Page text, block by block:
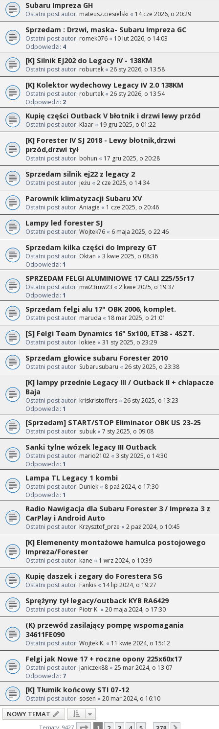
Subaru Impreza GH
Ostatni post autor: mateusz.ciesielski « 14 cze 2026, o 20:29
Sprzedam : Drzwi, maska- Subaru Impreza GC
Ostatni post autor: romek076 « 10 lut 2026, o 14:03
Odpowiedzi: 4
[K] Silnik EJ202 do Legacy IV - 138KM
Ostatni post autor: roburtek « 26 sty 2026, o 13:58
[K] Kolektor wydechowy Legacy IV 2.0 138KM
Ostatni post autor: roburtek « 26 sty 2026, o 13:54
Odpowiedzi: 2
Kupię części Outback V błotnik i drzwi lewy przód
Ostatni post autor: Klaar « 19 gru 2025, o 01:22
[K] Forester IV SJ 2018 - Lewy błotnik,drzwi
przód,drzwi tył
Ostatni post autor: bohun « 17 gru 2025, o 20:28
Sprzedam silnik ej22 z legacy 2
Ostatni post autor: jeżu « 2 cze 2025, o 14:34
Parownik klimatyzacji Subaru XV
Ostatni post autor: Aniagie « 1 cze 2025, o 20:46
Lampy led forester SJ
Ostatni post autor: Wojtek76 « 6 maja 2025, o 22:46
Sprzedam kilka części do Imprezy GT
Ostatni post autor: Oktan « 3 kwie 2025, o 08:36
Odpowiedzi: 1
SPRZEDAM FELGI ALUMINIOWE 17 CALI 225/55r17
Ostatni post autor: mw23mw23 « 2 kwie 2025, o 19:37
Odpowiedzi: 1
Sprzedam felgi alu 17" OBK 2006, komplet.
Ostatni post autor: maruda « 18 mar 2025, o 21:01
[S] Felgi Team Dynamics 16" 5x100, ET38 - 4SZT.
Ostatni post autor: lokiee « 31 sty 2025, o 23:29
Sprzedam głowice subaru Forester 2010
Ostatni post autor: Subarusubaru « 26 sty 2025, o 23:38
[K] lampy przednie Legacy III / Outback II + chlapacze
Baja
Ostatni post autor: kriskristoffers « 26 sty 2025, o 13:23
Odpowiedzi: 1
[Sprzedam] START/STOP Eliminator OBK US 23-25
Ostatni post autor: subuk « 7 sty 2025, o 09:08
Sanki tylne wózek legacy III Outback
Ostatni post autor: mario2102 « 3 sty 2025, o 14:30
Odpowiedzi: 1
Lampa TL Legacy 1 kombi
Ostatni post autor: Duniek « 8 paź 2024, o 17:30
Odpowiedzi: 1
Radio Nawigacja dla Subaru Forester 3 / Impreza 3 z
CarPlay i Android Auto
Ostatni post autor: Krzysztof_prze « 2 paź 2024, o 10:45
[K] Elemenenty montażowe hamulca postojowego
Impreza/Forester
Ostatni post autor: kane « 1 wrz 2024, o 10:39
Kupię daszek i zegary do Forestera SG
Ostatni post autor: Fankis « 14 lip 2024, o 19:27
Sprężyny tył legacy/outback KYB RA6429
Ostatni post autor: Piotr K. « 20 maja 2024, o 17:30
(K) przewód zasilający pompę wspomagania
34611FE090
Ostatni post autor: Wojtek K. « 11 kwie 2024, o 15:12
Felgi jak Nowe 17 + roczne opony 225x60x17
Ostatni post autor: janiczek88 « 25 mar 2024, o 13:07
Odpowiedzi: 7
[K] Tłumik końcowy STI 07-12
Ostatni post autor: sosen « 20 mar 2024, o 16:10
NOWY TEMAT
Tematy: 9427